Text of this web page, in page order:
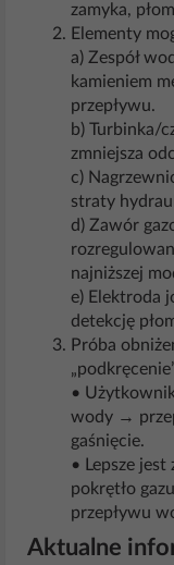
zamyka,
Elementy
a) Zespół
kamieniem
przepływu.
b) Turbinka/
zmniejsza
c)
straty
d) Zawór
najniższej
e) Elektroda
detekcję
Próba
•
wody →
gaśnięcie.
• Lepsze
pokrętło
przepływu
Aktualne